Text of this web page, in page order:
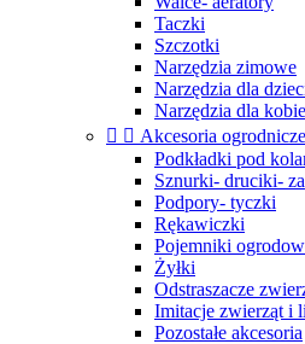
Taczki
Szczotki
Narzędzia zimowe
Narzędzia dla
Narzędzia dla
  Akcesoria ogrodnicze
Podkładki pod
Sznurki- druciki-
Podpory- tyczki
Rękawiczki
Pojemniki
Żyłki
Odstraszacze
Imitacje zwierząt i
Pozostałe akcesoria